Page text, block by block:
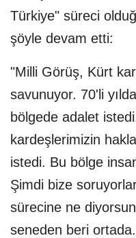
Türkiye" süreci
şöyle devam etti:
"Milli Görüş, Kürt
savunuyor. 70'li
bölgede adalet
kardeşlerimizin
istedi. Bu bölge
Şimdi bize
sürecine ne
seneden beri